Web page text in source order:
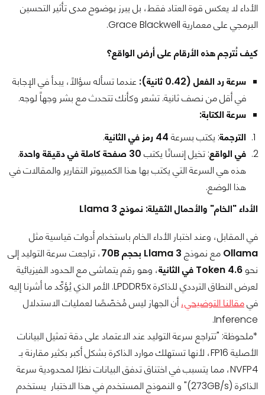
الأداء لا يعكس قوة العتاد فقط، بل يبرز بوضوح مدى تأثير التحسين
البرمجي على معمارية Grace Blackwell.
كيف نُترجم هذه الأرقام على أرض الواقع؟
سرعة رد الفعل (0.42 ثانية):
عندما تسأله سؤالًا، يبدأ في الإجابة
في أقل من نصف ثانية. تشعر وكأنك تتحدث مع بشر وجهاً لوجه.
سرعة الكتابة:
الترجمة: يكتب بسرعة 44 رمز في الثانية
.
في الواقع: تخيل إنسانًا يكتب 30 صفحة كاملة في دقيقة واحدة
.
هذه هي السرعة التي يكتب بها هذا الكمبيوتر التقارير والمقالات في
هذا الوضع.
الأداء "الخام" والأحمال الثقيلة: نموذج Llama 3
في المقابل، وعند اختبار الأداء الخام باستخدام أدوات قياسية مثل
Ollama مع نموذج Llama 3 بحجم 70B
، تراجعت سرعة التوليد إلى
نحو4.6 Token في الثانية
، وهو رقم يتماشى مع الحدود الفيزيائية
لعرض النطاق الترددي للذاكرة LPDDR5x. الأمر الذي يُؤكّد ما أشرنا إليه
فيمقالنا التوضيحي، أن الجهاز ليس مُخصّصًا لعمليات الاستدلال
Inference.
*ملحوظة: "تتراجع سرعة التوليد عند الاعتماد على دقة تمثيل البيانات
الأصلية FP16، لأنها تستهلك موارد الذاكرة بشكل أكبر بكثير مقارنة بـ
NVFP4، مما يتسبب في اختناق تدفق البيانات نظرًا لمحدودية سرعة
الذاكرة (273GB/s)" و النموذج المستخدم في هذا الاختبار يستخدم